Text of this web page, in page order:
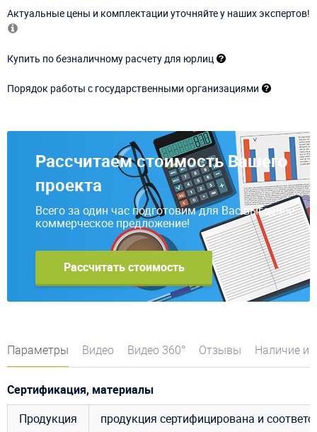
Актуальные цены и комплектации уточняйте у наших экспертов!
Купить по безналичному расчету для юрлиц
Порядок работы с государственными организациями
Рассчитаем стоимость Вашего
проекта
Всего за один час подготовим для Вас выгодное
коммерческое предложение!
Рассчитать стоимость
Параметры Видео Видео 360° Отзывы Наличие и
Сертификация, материалы
Продукция
продукция сертифицирована и